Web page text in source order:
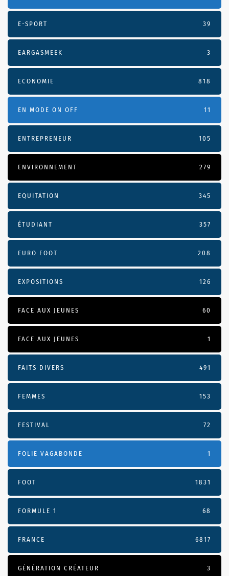
E-SPORT 39
EARGASMEEK 3
ECONOMIE 818
EN MODE ON OFF 11
ENTREPRENEUR 105
ENVIRONNEMENT 279
EQUITATION 345
ÉTUDIANT 357
EURO FOOT 208
EXPOSITIONS 126
FACE AUX JEUNES 60
FACE AUX JEUNES 1
FAITS DIVERS 491
FEMMES 153
FESTIVAL 72
FOLIE VAGABONDE 1
FOOT 1831
FORMULE 1 68
FRANCE 6817
GÉNÉRATION CRÉATEUR 3